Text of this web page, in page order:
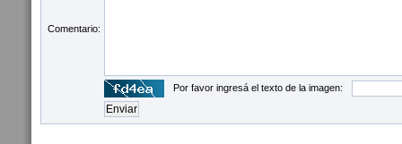
Comentario:
Por favor ingresá el texto de la imagen: